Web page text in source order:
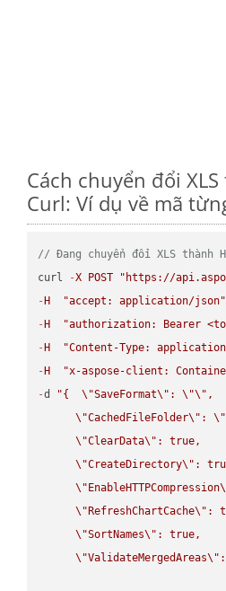
Cách chuyển đổi
Curl: Ví dụ về mã
// Đang chuyển đổi XLS thành
curl
-X POST
"https://
- H
"accept: application/json"
- H
"authorization: Bearer
- H
"Content-Type:
- H
"x-aspose-client:
-d "{ \"SaveFormat\" : \"\" ,
\"CachedFileFolder\" : \"
\"ClearData\" : true,
\"CreateDirectory\" :
\" EnableHTTPCompression
\" RefreshChartCache\" :
\"SortNames\" : true,
\"ValidateMergedAreas\"